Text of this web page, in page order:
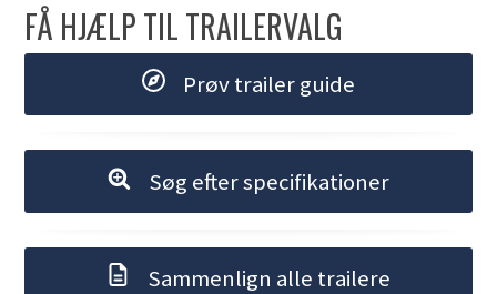
FÅ HJÆLP TIL TRAILERVALG
Prøv trailer guide
Søg efter specifikationer
Sammenlign alle trailere